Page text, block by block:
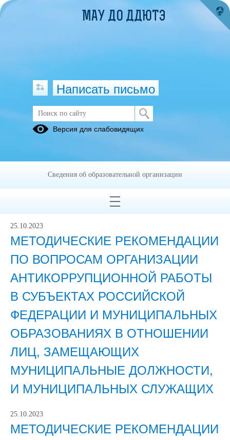
Методические материалы
05.07.2023
25.10.2023
МЕТОДИЧЕСКИЕ РЕКОМЕНДАЦИИ
ПО ВОПРОСАМ ОРГАНИЗАЦИИ
АНТИКОРРУПЦИОННОЙ РАБОТЫ
В СУБЪЕКТАХ РОССИЙСКОЙ
ФЕДЕРАЦИИ И МУНИЦИПАЛЬНЫХ
ОБРАЗОВАНИЯХ В ОТНОШЕНИИ
ЛИЦ, ЗАМЕЩАЮЩИХ
МУНИЦИПАЛЬНЫЕ ДОЛЖНОСТИ,
И МУНИЦИПАЛЬНЫХ СЛУЖАЩИХ
25.10.2023
МЕТОДИЧЕСКИЕ РЕКОМЕНДАЦИИ
МАУ ДО ДДЮТЭ
Написать письмо
Версия для слабовидящих
Сведения об образовательной организации